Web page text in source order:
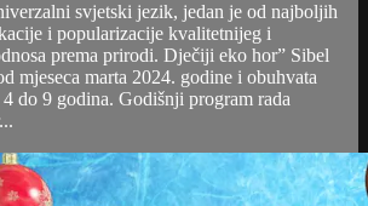
svjetski jezik, jedan je od najboljih
i popularizacije kvalitetnijeg i
prema prirodi. Dječiji eko hor” Sibel
mjeseca marta 2024. godine i obuhvata
4 do 9 godina. Godišnji program rada